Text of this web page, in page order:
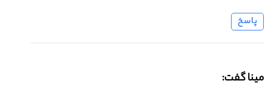
پاسخ
مینا گفت: